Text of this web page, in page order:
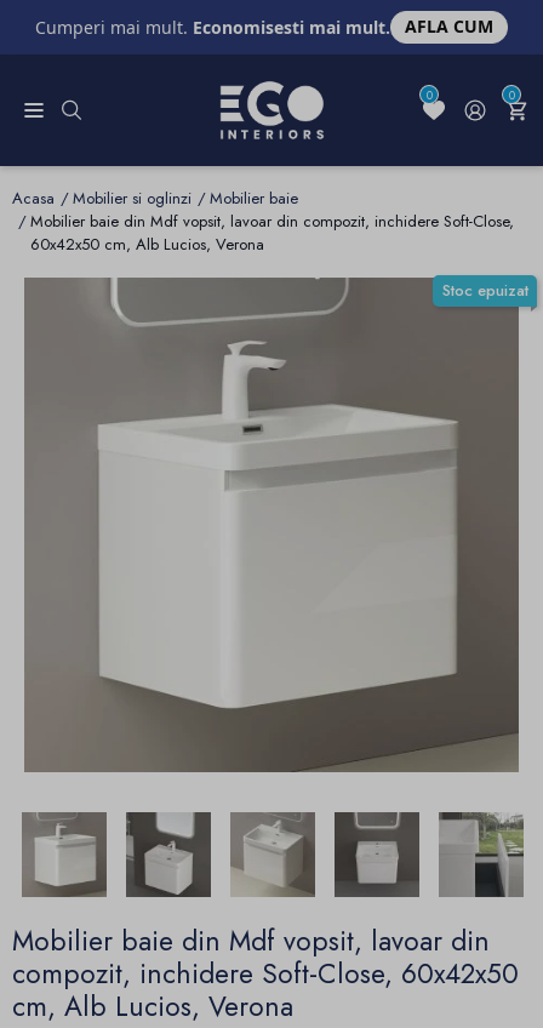
Cumperi mai mult. Economisesti mai mult. AFLA CUM
0 0
Acasa Mobilier si oglinzi
Mobilier baie
Mobilier baie din Mdf vopsit, lavoar din compozit, inchidere Soft-Close,
60x42x50 cm, Alb Lucios, Verona
Stoc epuizat
Mobilier baie din Mdf vopsit, lavoar din
compozit, inchidere Soft-Close, 60x42x50
cm, Alb Lucios, Verona